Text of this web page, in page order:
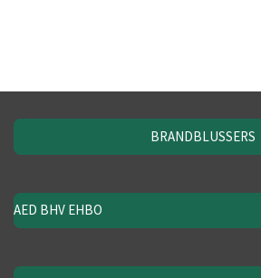
BRANDBLUSSERS
AED BHV EHBO